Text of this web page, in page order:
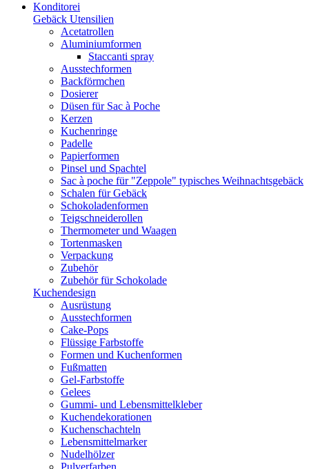
Konditorei
Gebäck Utensilien
Acetatrollen
Aluminiumformen
Staccanti spray
Ausstechformen
Backförmchen
Dosierer
Düsen für Sac à Poche
Kerzen
Kuchenringe
Padelle
Papierformen
Pinsel und Spachtel
Sac à poche für "Zeppole" typisches Weihnachtsgebäck
Schalen für Gebäck
Schokoladenformen
Teigschneiderollen
Thermometer und Waagen
Tortenmasken
Verpackung
Zubehör
Zubehör für Schokolade
Kuchendesign
Ausrüstung
Ausstechformen
Cake-Pops
Flüssige Farbstoffe
Formen und Kuchenformen
Fußmatten
Gel-Farbstoffe
Gelees
Gummi- und Lebensmittelkleber
Kuchendekorationen
Kuchenschachteln
Lebensmittelmarker
Nudelhölzer
Pulverfarben